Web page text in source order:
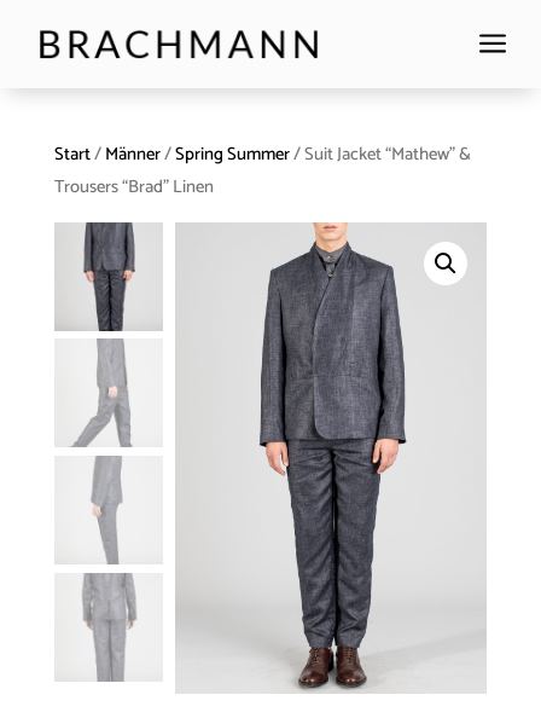
a
Start/Männer/Spring Summer/ Suit Jacket “Mathew” &
Trousers “Brad” Linen